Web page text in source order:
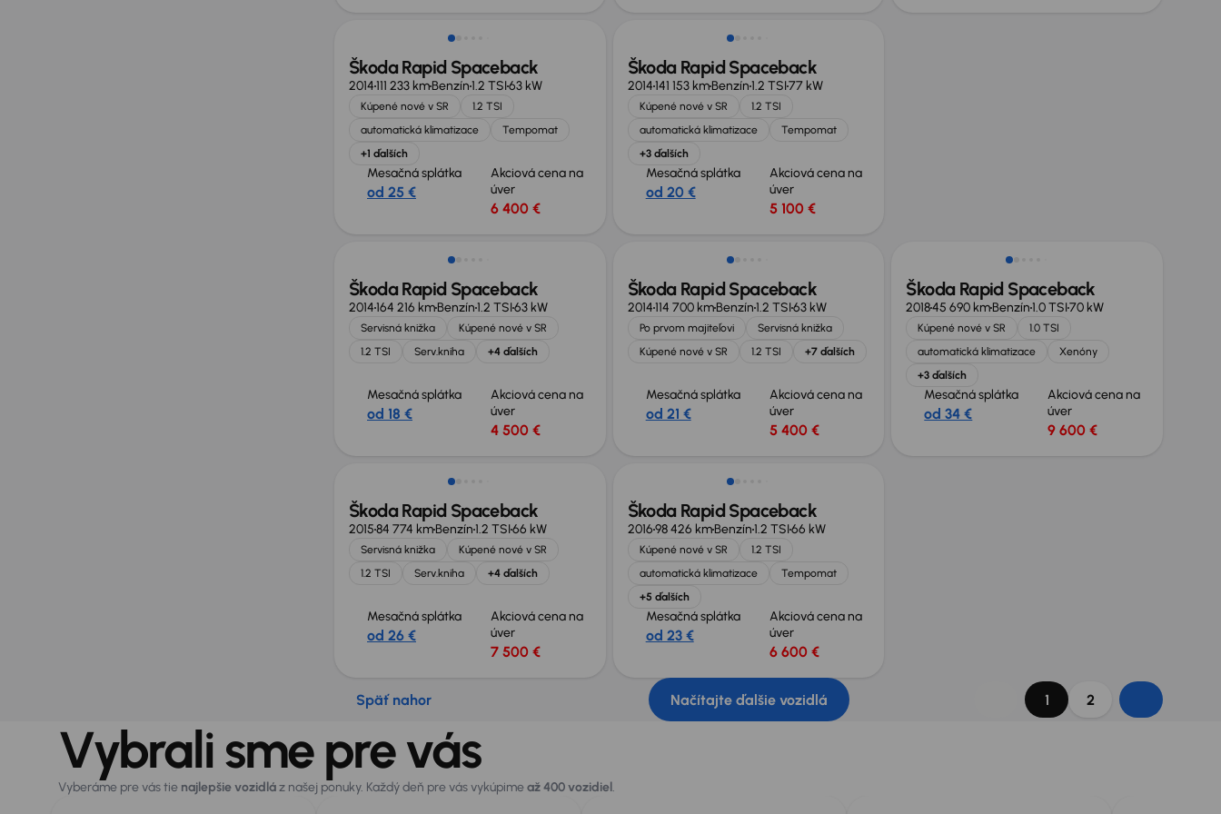
Škoda Rapid Spaceback
2014111 233 kmBenzín1.2 TSI63 kW
Kúpené nové v SR
1.2 TSI
automatická klimatizace
Tempomat
+1 ďalších
Mesačná splátka
od 25 €
Akciová cena na
úver
6 400 €
Škoda Rapid Spaceback
2014141 153 kmBenzín1.2 TSI77 kW
Kúpené nové v SR
1.2 TSI
automatická klimatizace
Tempomat
+3 ďalších
Mesačná splátka
od 20 €
Akciová cena na
úver
5 100 €
Škoda Rapid Spaceback
2014164 216 kmBenzín1.2 TSI63 kW
Servisná knižka
Kúpené nové v SR
1.2 TSI
Serv.kniha +4 ďalších
Mesačná splátka
od 18 €
Akciová cena na
úver
4 500 €
Škoda Rapid Spaceback
2014114 700 kmBenzín1.2 TSI63 kW
Po prvom majiteľovi
Servisná knižka
Kúpené nové v SR
1.2 TSI +7 ďalších
Mesačná splátka
od 21 €
Akciová cena na
úver
5 400 €
Škoda Rapid Spaceback
201845 690 kmBenzín1.0 TSI70 kW
Kúpené nové v SR
1.0 TSI
automatická klimatizace
Xenóny
+3 ďalších
Mesačná splátka
od 34 €
Akciová cena na
úver
9 600 €
Škoda Rapid Spaceback
201584 774 kmBenzín1.2 TSI66 kW
Servisná knižka
Kúpené nové v SR
1.2 TSI
Serv.kniha +4 ďalších
Mesačná splátka
od 26 €
Akciová cena na
úver
7 500 €
Škoda Rapid Spaceback
201698 426 kmBenzín1.2 TSI66 kW
Kúpené nové v SR
1.2 TSI
automatická klimatizace
Tempomat
+5 ďalších
Mesačná splátka
od 23 €
Akciová cena na
úver
6 600 €
Späť nahor Načítajte ďalšie vozidlá 1 2
Vybrali sme pre vás
Vyberáme pre vás tie najlepšie vozidláz našej ponuky. Každý deň pre vás vykúpimeaž 400 vozidiel.